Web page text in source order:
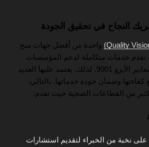
النجاح في تحقيق الجودة
واحدة من أفضل جهات منح
تقدم خدمات متكاملة لدعم المؤسسات
الصحية في تحقيق معايير الأيزو 9001. لذلك، يعتمد عليها العديد
وضمان جودة خدماتها. بالتالي،
من القطاعات الصحية حيث تقدم:
على نخبة من الخبراء لتقديم استشارات